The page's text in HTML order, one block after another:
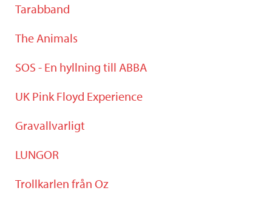
Tarabband
The Animals
SOS - En hyllning till ABBA
UK Pink Floyd Experience
Gravallvarligt
LUNGOR
Trollkarlen från Oz